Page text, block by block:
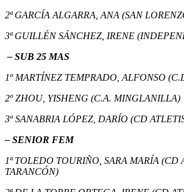
2ª GARCÍA ALGARRA, ANA (SAN
3ª GUILLÉN SÁNCHEZ, IRENE
– SUB 25 MAS
1º MARTÍNEZ TEMPRADO, ALFONSO
2º ZHOU, YISHENG (C.A. MINGLANILLA)
3º SANABRIA LÓPEZ, DARÍO (CD
– SENIOR FEM
1ª TOLEDO TOURIÑO, SARA MARÍA (CD
TARANCÓN)